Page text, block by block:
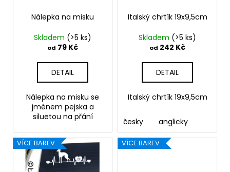
Nálepka na misku
Skladem (>5 ks)
od 79 Kč
DETAIL
Nálepka na misku se
jménem pejska a
siluetou na přání
Italský chrtík 19x9,5cm
Skladem (>5 ks)
od 242 Kč
DETAIL
Italský chrtík 19x9,5cm
česky anglicky
VÍCE BAREV VÍCE BAREV
TLAPEK